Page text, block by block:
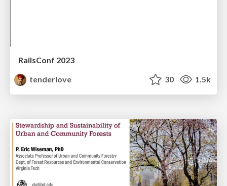
RailsConf 2023
tenderlove
30 1.5k